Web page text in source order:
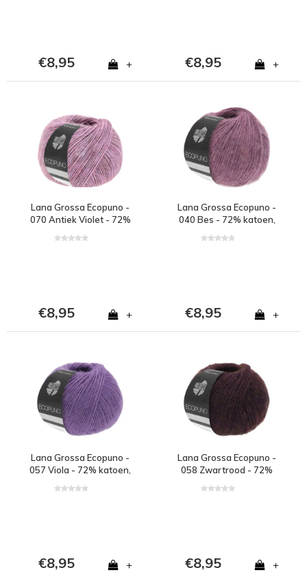
€8,95 + €8,95 +
Lana Grossa Ecopuno -
070 Antiek Violet - 72%
en 11% alpaca - Paars
€8,95 +
Lana Grossa Ecopuno -
040 Bes - 72% katoen,
alpaca - Paars
€8,95 +
Lana Grossa Ecopuno -
057 Viola - 72% katoen,
alpaca - Paars
€8,95 +
Lana Grossa Ecopuno -
058 Zwartrood - 72%
en 11% alpaca - Rood
€8,95 +